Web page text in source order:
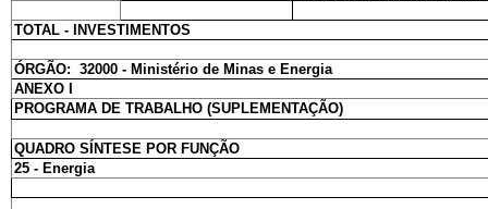
TOTAL - INVESTIMENTOS
ÓRGÃO: 32000 - Ministério de Minas e Energia
ANEXO I
PROGRAMA DE TRABALHO (SUPLEMENTAÇÃO)
QUADRO SÍNTESE POR FUNÇÃO
25 - Energia